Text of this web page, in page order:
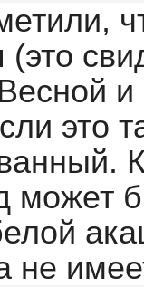
это
может
не